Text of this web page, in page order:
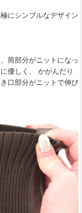
にシンプルなデザイン
筒部分がニットになっ
優しく、 かがんだり
口部分がニットで伸び